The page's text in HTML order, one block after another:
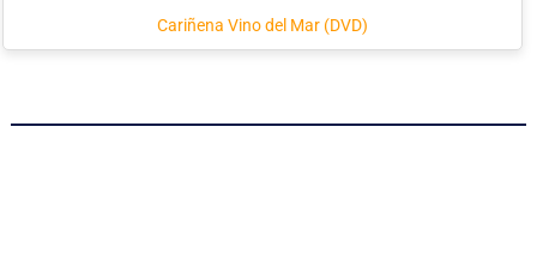
Cariñena Vino del Mar (DVD)